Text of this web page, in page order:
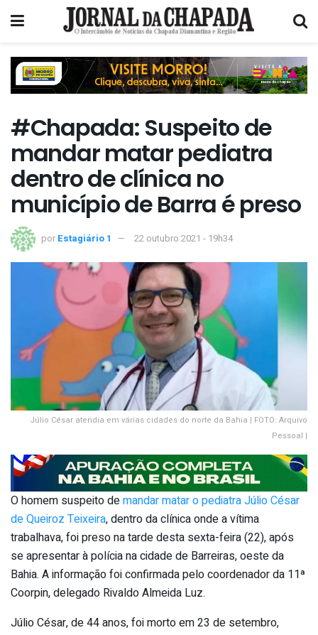
#Chapada: Suspeito de
mandar matar pediatra
dentro de clínica no
município de Barra é preso
por Estagiário 1 22 outubro 2021 - 19h34
Júlio César atendia em várias cidades do norte da Bahia | FOTO: Arquivo
Pessoal |
O homem suspeito demandar matar o pediatra Júlio César
de Queiroz Teixeira, dentro da clínica onde a vítima
trabalhava, foi preso na tarde desta sexta-feira (22), após
se apresentar à polícia na cidade de Barreiras, oeste da
Bahia. A informação foi confirmada pelo coordenador da 11ª
Coorpin, delegado Rivaldo Almeida Luz.
Júlio César, de 44 anos, foi morto em 23 de setembro,